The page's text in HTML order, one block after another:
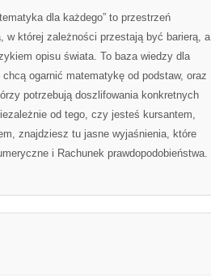
CODZIENNYM
dla każdego” to przestrzeń
w której zależności przestają być barierą, a
opisu świata. To baza wiedzy dla
ogarnić matematykę od podstaw, oraz
potrzebują doszlifowania konkretnych
od tego, czy jesteś kursantem,
znajdziesz tu jasne wyjaśnienia, które
i Rachunek prawdopodobieństwa.